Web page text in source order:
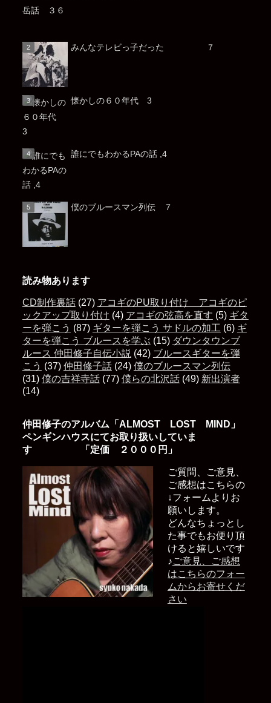
みんなテレビっ子だった ７
懐かしの６０年代 3
誰にでもわかるPAの話 ,4
僕のブルースマン列伝 ７
読み物あります
CD制作裏話(27) アコギのPU取り付け アコギのピ
ックアップ取り付け (4) アコギの弦高を直す (5) ギタ
ーを弾こう (87) ギターを弾こう サドルの加工(6) ギ
ターを弾こう ブルースを学ぶ(15) ダウンタウンブ
ルース 仲田修子自伝小説(42) ブルースギターを弾
こう (37) 仲田修子話(24) 僕のブルースマン列伝
(31) 僕の吉祥寺話(77) 僕らの北沢話(49) 新出演者
(14)
仲田修子のアルバム「ALMOST LOST MIND」
ペンギンハウスにてお取り扱いしていま
す 「定価 ２０００円」
ご質問、ご意見、
ご感想はこちらの
↓フォームよりお
願いします。
どんなちょっとし
た事でもお便り頂
けると嬉しいです
♪ご意見、ご感想
はこちらのフォー
ムからお寄せくだ
さい